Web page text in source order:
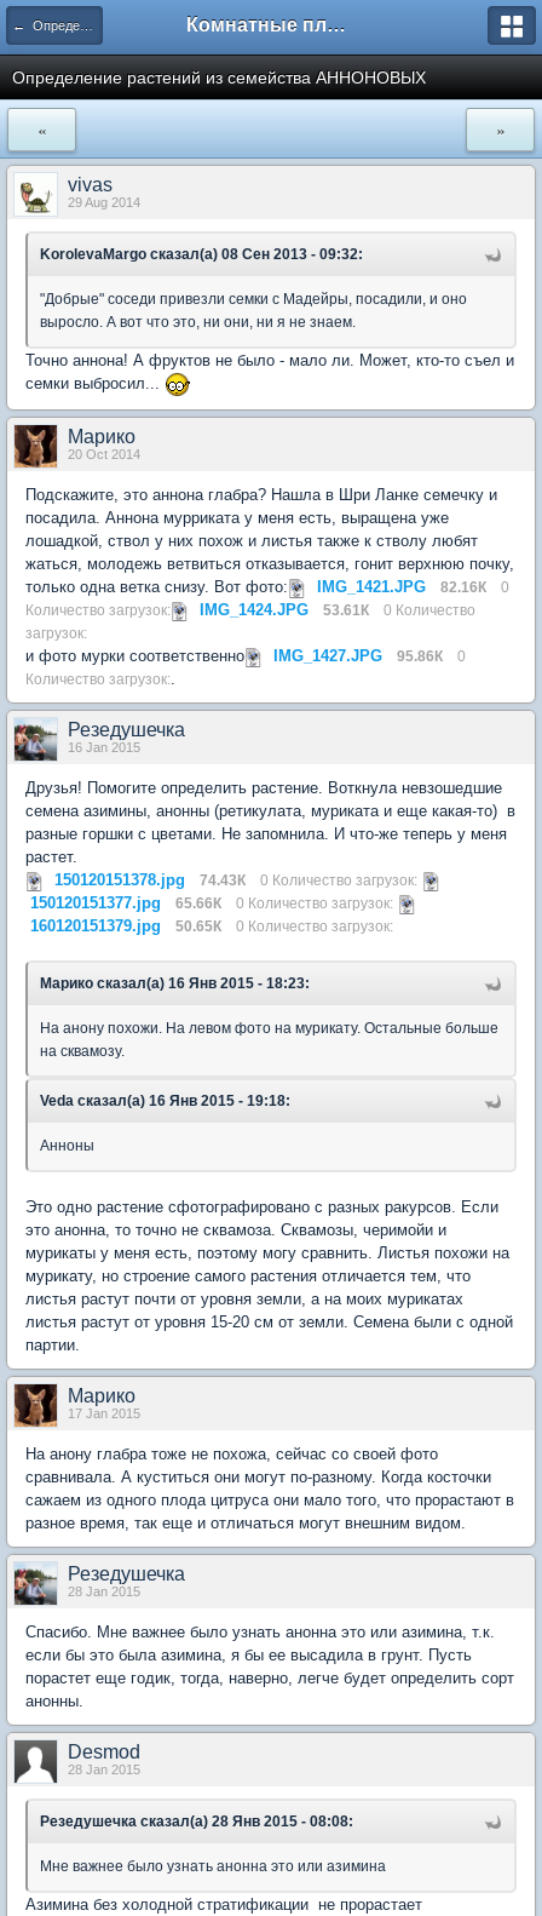
← Определение сортов цитрусовых и других экзотов Комнатные плодовые экзоты
Определение растений из семейства АННОНОВЫХ
« »
vivas
29 Aug 2014
KorolevaMargo сказал(а) 08 Сен 2013 - 09:32:
"Добрые" соседи привезли семки с Мадейры, посадили, и оно
выросло. А вот что это, ни они, ни я не знаем.
Точно аннона! А фруктов не было - мало ли. Может, кто-то съел и
семки выбросил...
Марико
20 Oct 2014
Подскажите, это аннона глабра? Нашла в Шри Ланке семечку и
посадила. Аннона мурриката у меня есть, выращена уже
лошадкой, ствол у них похож и листья также к стволу любят
жаться, молодежь ветвиться отказывается, гонит верхнюю почку,
только одна ветка снизу. Вот фото:
IMG_1421.JPG 82.16К
0
Количество загрузок:
IMG_1424.JPG 53.61К
0 Количество
загрузок:
и фото мурки соответственно IMG_1427.JPG 95.86К
0
Количество загрузок:.
Резедушечка
16 Jan 2015
Друзья! Помогите определить растение. Воткнула невзошедшие
семена азимины, анонны (ретикулата, муриката и еще какая-то) в
разные горшки с цветами. Не запомнила. И что-же теперь у меня
растет.
150120151378.jpg
74.43К 0 Количество загрузок:
150120151377.jpg 65.66К 0 Количество загрузок:
160120151379.jpg 50.65К 0 Количество загрузок:
Марико сказал(а) 16 Янв 2015 - 18:23:
На анону похожи. На левом фото на мурикату. Остальные больше
на сквамозу.
Veda сказал(а) 16 Янв 2015 - 19:18:
Анноны
Это одно растение сфотографировано с разных ракурсов. Если
это анонна, то точно не сквамоза. Сквамозы, черимойи и
мурикаты у меня есть, поэтому могу сравнить. Листья похожи на
мурикату, но строение самого растения отличается тем, что
листья растут почти от уровня земли, а на моих мурикатах
листья растут от уровня 15-20 см от земли. Семена были с одной
партии.
Марико
17 Jan 2015
На анону глабра тоже не похожа, сейчас со своей фото
сравнивала. А куститься они могут по-разному. Когда косточки
сажаем из одного плода цитруса они мало того, что прорастают в
разное время, так еще и отличаться могут внешним видом.
Резедушечка
28 Jan 2015
Спасибо. Мне важнее было узнать анонна это или азимина, т.к.
если бы это была азимина, я бы ее высадила в грунт. Пусть
порастет еще годик, тогда, наверно, легче будет определить сорт
анонны.
Desmod
28 Jan 2015
Резедушечка сказал(а) 28 Янв 2015 - 08:08:
Мне важнее было узнать анонна это или азимина
Азимина без холодной стратификации не прорастает